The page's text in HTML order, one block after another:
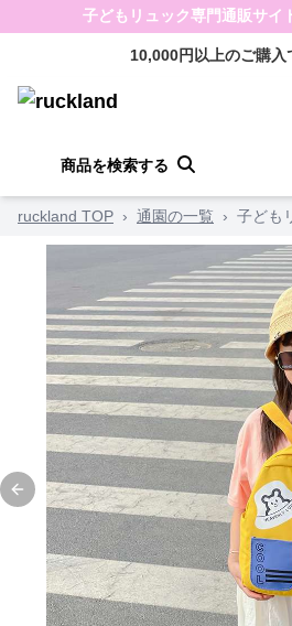
子どもリュック専門通販サイ
10,000円以上のご購入
商品を検索する
ruckland TOP › 通園の一覧 › 子ども
Previous slide